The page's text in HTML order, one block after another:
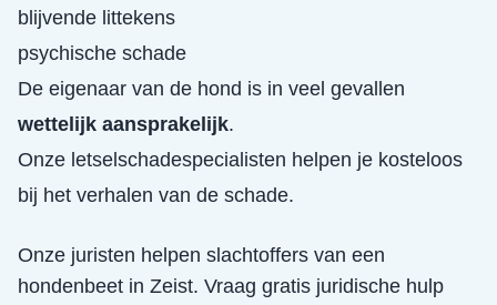
blijvende littekens
psychische schade
De eigenaar van de hond is in veel gevallen
wettelijk aansprakelijk.
Onze letselschadespecialisten helpen je kosteloos
bij het verhalen van de schade.
Onze juristen helpen slachtoffers van een
hondenbeet in Zeist. Vraag gratis juridische hulp